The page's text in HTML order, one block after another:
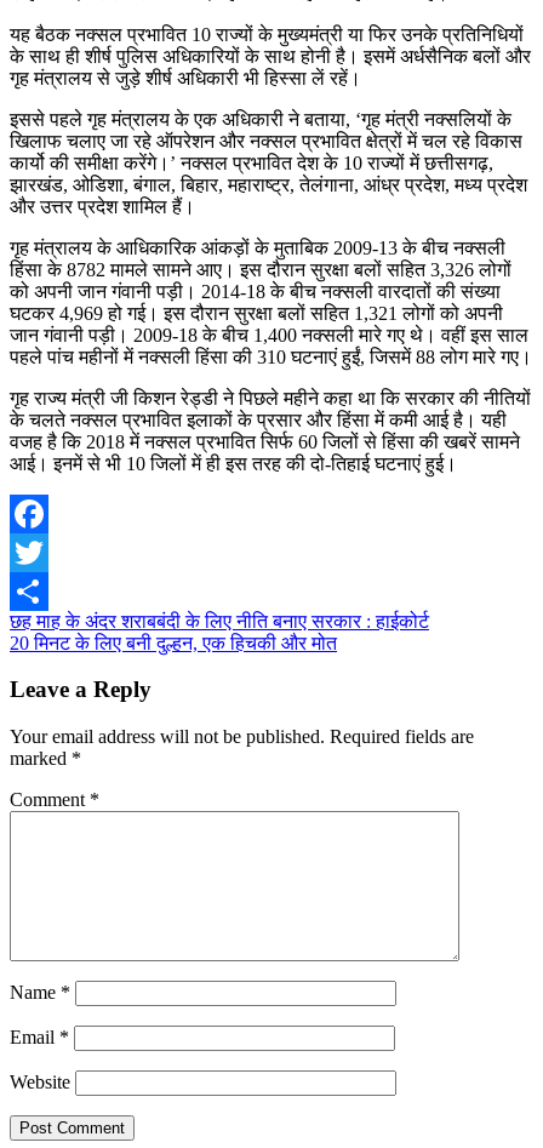
यह बैठक नक्सल प्रभावित 10 राज्यों के मुख्यमंत्री या फिर उनके प्रतिनिधियों
के साथ ही शीर्ष पुलिस अधिकारियों के साथ होनी है। इसमें अर्धसैनिक बलों और
गृह मंत्रालय से जुड़े शीर्ष अधिकारी भी हिस्सा लें रहें।
इससे पहले गृह मंत्रालय के एक अधिकारी ने बताया, ‘गृह मंत्री नक्सलियों के
खिलाफ चलाए जा रहे ऑपरेशन और नक्सल प्रभावित क्षेत्रों में चल रहे विकास
कार्यो की समीक्षा करेंगे।’ नक्सल प्रभावित देश के 10 राज्यों में छत्तीसगढ़,
झारखंड, ओडिशा, बंगाल, बिहार, महाराष्ट्र, तेलंगाना, आंध्र प्रदेश, मध्य प्रदेश
और उत्तर प्रदेश शामिल हैं।
गृह मंत्रालय के आधिकारिक आंकड़ों के मुताबिक 2009-13 के बीच नक्सली
हिंसा के 8782 मामले सामने आए। इस दौरान सुरक्षा बलों सहित 3,326 लोगों
को अपनी जान गंवानी पड़ी। 2014-18 के बीच नक्सली वारदातों की संख्या
घटकर 4,969 हो गई। इस दौरान सुरक्षा बलों सहित 1,321 लोगों को अपनी
जान गंवानी पड़ी। 2009-18 के बीच 1,400 नक्सली मारे गए थे। वहीं इस साल
पहले पांच महीनों में नक्सली हिंसा की 310 घटनाएं हुईं, जिसमें 88 लोग मारे गए।
गृह राज्य मंत्री जी किशन रेड्डी ने पिछले महीने कहा था कि सरकार की नीतियों
के चलते नक्सल प्रभावित इलाकों के प्रसार और हिंसा में कमी आई है। यही
वजह है कि 2018 में नक्सल प्रभावित सिर्फ 60 जिलों से हिंसा की खबरें सामने
आई। इनमें से भी 10 जिलों में ही इस तरह की दो-तिहाई घटनाएं हुई।
Facebook
Twitter
Share
Post
navigation
छह माह के अंदर शराबबंदी के लिए नीति बनाए सरकार : हाईकोर्ट
20 मिनट के लिए बनी दुल्हन, एक हिचकी और मोत
Leave a Reply
Your email address will not be published. Required fields are
marked *
Comment *
Name *
Email *
Website